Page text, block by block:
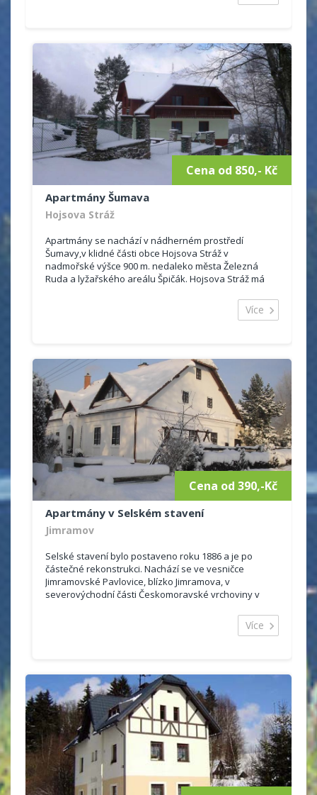
Cena od 850,- Kč
Apartmány Šumava
Hojsova Stráž
Apartmány se nachází v nádherném prostředí
Šumavy,v klidné části obce Hojsova Stráž v
nadmořské výšce 900 m. nedaleko města Železná
Ruda a lyžařského areálu Špičák. Hojsova Stráž má
Více
Cena od 390,-Kč
Apartmány v Selském stavení
Jimramov
Selské stavení bylo postaveno roku 1886 a je po
částečné rekonstrukci. Nachází se ve vesničce
Jimramovské Pavlovice, blízko Jimramova, v
severovýchodní části Českomoravské vrchoviny v
Více